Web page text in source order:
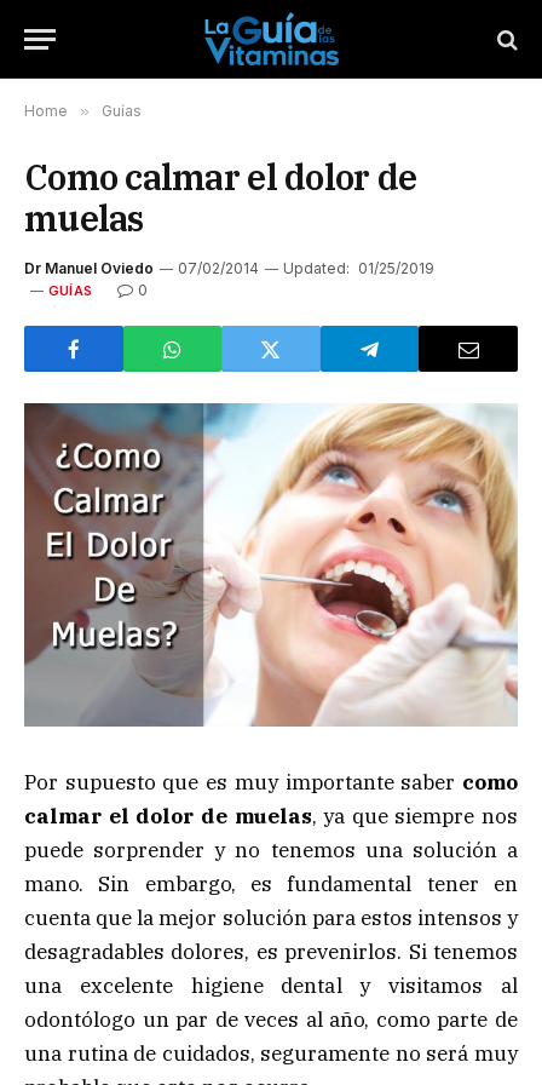
Home » Guías
Como calmar el dolor de
muelas
Dr Manuel Oviedo 07/02/2014 Updated: 01/25/2019
GUÍAS 0
Por supuesto que es muy importante saber como
calmar el dolor de muelas, ya que siempre nos
puede sorprender y no tenemos una solución a
mano. Sin embargo, es fundamental tener en
cuenta que la mejor solución para estos intensos y
desagradables dolores, es prevenirlos. Si tenemos
una excelente higiene dental y visitamos al
odontólogo un par de veces al año, como parte de
una rutina de cuidados, seguramente no será muy